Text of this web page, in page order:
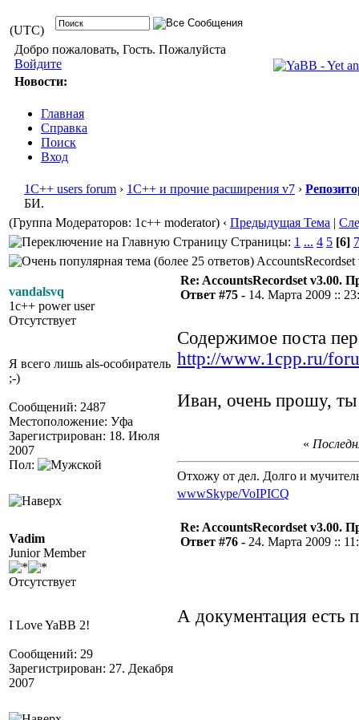
(UTC)
Добро пожаловать, Гость. Пожалуйста
Войдите
Новости:
Главная
Справка
Поиск
Вход
1С++ users forum › 1С++ и прочие расширения v7 ›
БИ.
(Группа Модераторов: 1c++ moderator) ‹ Предыдущая Тема |
Страницы: 1 ... 4 5 [6] 7
vandalsvq
1c++ power user
Отсутствует
Я всего лишь als-особиратель
;-)
Сообщений: 2487
Местоположение: Уфа
Зарегистрирован: 18. Июля
2007
Пол:
Re: AccountsRecordset v3.00.
Ответ #75 - 14. Марта 2009 ::
Содержимое поста
http://www.1cpp.ru/
Иван, очень прошу,
«
Отхожу от дел. Долго и
wwwSkype/VoIPICQ
Vadim
Junior Member
Отсутствует
I Love YaBB 2!
Сообщений: 29
Зарегистрирован: 27. Декабря
2007
Re: AccountsRecordset v3.00.
Ответ #76 - 24. Марта 2009 ::
А документация есть